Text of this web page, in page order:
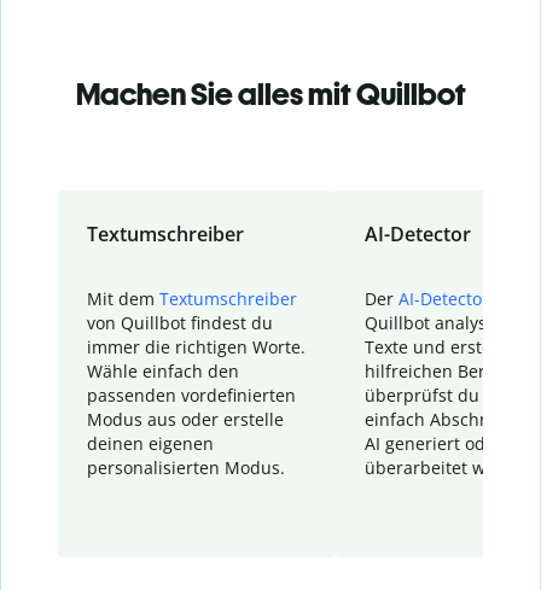
Machen Sie alles mit Quillbot
Textumschreiber
Mit dem Textumschreiber
von Quillbot findest du
immer die richtigen Worte.
Wähle einfach den
passenden vordefinierten
Modus aus oder erstelle
deinen eigenen
personalisierten Modus.
AI-Detector
Der AI-Detector
Quillbot analysiert
Texte und erstellt
hilfreichen Bericht.
überprüfst du
einfach Abschnitte,
AI generiert oder
überarbeitet wurden.